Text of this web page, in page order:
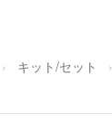
キット/セット